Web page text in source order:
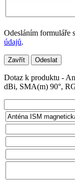
Odesláním formuláře
údajů.
Zavřít Odeslat
Dotaz k produktu -
dBi, SMA(m) 90°,